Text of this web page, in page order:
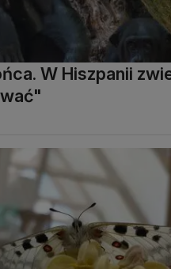
W Hiszpanii